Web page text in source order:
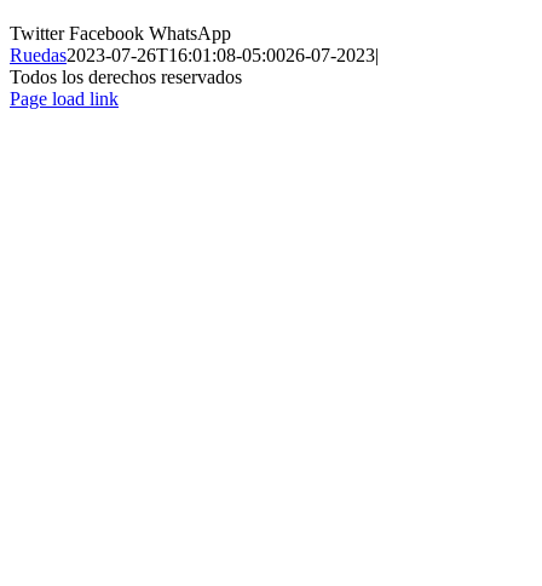
TwitterFacebook WhatsApp
Ruedas2023-07-26T16:01:08-05:0026-07-2023|
Todos los derechos reservados
Page load link